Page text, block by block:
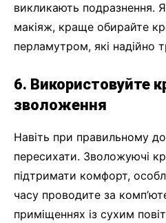
викликають подразнення.
макіяж, краще обирайте
перламутром, які надійно
6. Використовуйте
зволоження
Навіть при правильному
пересихати. Зволожуючі
підтримати комфорт,
часу проводите за
приміщеннях із сухим